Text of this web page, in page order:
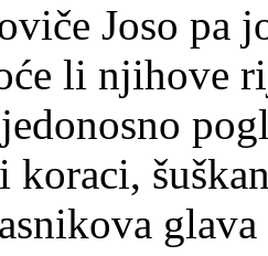
Joso pa
li njihove
koraci,